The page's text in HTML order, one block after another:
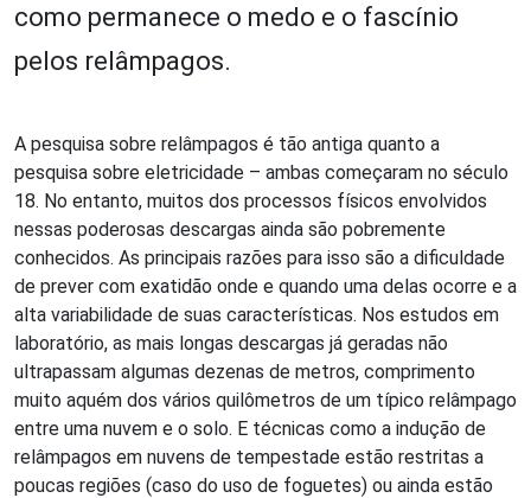
como permanece o medo e o fascínio
pelos relâmpagos.
A pesquisa sobre relâmpagos é tão antiga quanto a
pesquisa sobre eletricidade – ambas começaram no século
18. No entanto, muitos dos processos físicos envolvidos
nessas poderosas descargas ainda são pobremente
conhecidos. As principais razões para isso são a dificuldade
de prever com exatidão onde e quando uma delas ocorre e a
alta variabilidade de suas características. Nos estudos em
laboratório, as mais longas descargas já geradas não
ultrapassam algumas dezenas de metros, comprimento
muito aquém dos vários quilômetros de um típico relâmpago
entre uma nuvem e o solo. E técnicas como a indução de
relâmpagos em nuvens de tempestade estão restritas a
poucas regiões (caso do uso de foguetes) ou ainda estão